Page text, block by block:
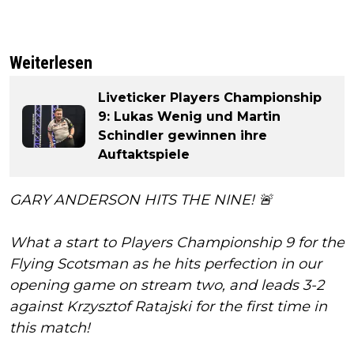
Weiterlesen
Liveticker Players Championship
9: Lukas Wenig und Martin
Schindler gewinnen ihre
Auftaktspiele
GARY ANDERSON HITS THE NINE! 🚨
What a start to Players Championship 9 for the
Flying Scotsman as he hits perfection in our
opening game on stream two, and leads 3-2
against Krzysztof Ratajski for the first time in
this match!